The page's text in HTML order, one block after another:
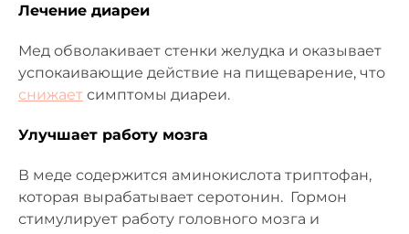
Лечение диареи
Мед обволакивает стенки желудка и оказывает
успокаивающие действие на пищеварение, что
снижает симптомы диареи.
Улучшает работу мозга
В меде содержится аминокислота триптофан,
которая вырабатывает серотонин. Гормон
стимулирует работу головного мозга и